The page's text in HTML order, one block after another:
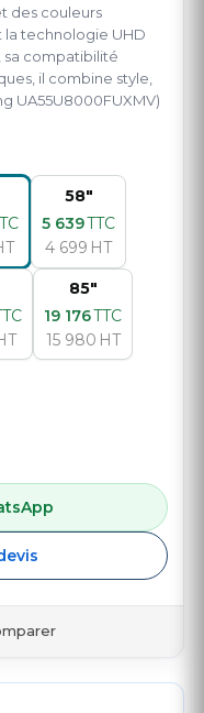
des couleurs
la technologie UHD
sa compatibilité
il combine style,
UA55U8000FUXMV)
58"
5 639TTC
4 699 HT
85"
19 176TTC
15 980 HT